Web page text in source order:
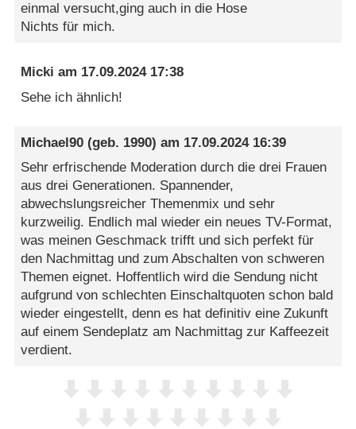
einmal versucht,ging auch in die Hose
Nichts für mich.
Micki am 17.09.2024 17:38
Sehe ich ähnlich!
Michael90 (geb. 1990) am 17.09.2024 16:39
Sehr erfrischende Moderation durch die drei Frauen
aus drei Generationen. Spannender,
abwechslungsreicher Themenmix und sehr
kurzweilig. Endlich mal wieder ein neues TV-Format,
was meinen Geschmack trifft und sich perfekt für
den Nachmittag und zum Abschalten von schweren
Themen eignet. Hoffentlich wird die Sendung nicht
aufgrund von schlechten Einschaltquoten schon bald
wieder eingestellt, denn es hat definitiv eine Zukunft
auf einem Sendeplatz am Nachmittag zur Kaffeezeit
verdient.